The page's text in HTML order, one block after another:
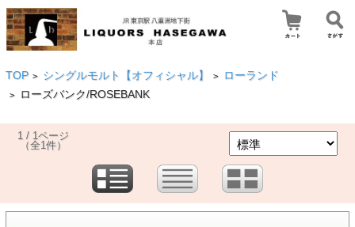
TOP > シングルモルト【オフィシャル】 > ローランド
> ローズバンク/ROSEBANK
1 / 1ページ
（全1件）